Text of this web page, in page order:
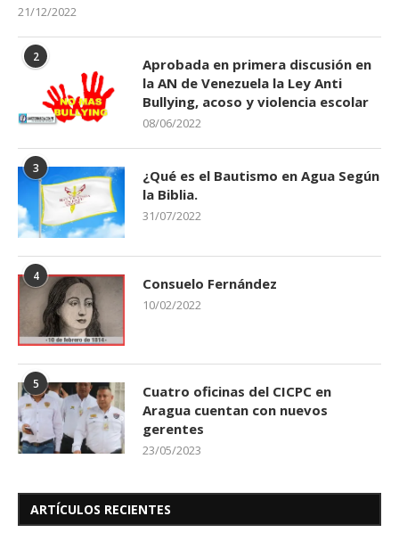
21/12/2022
2
Aprobada en primera discusión en
la AN de Venezuela la Ley Anti
Bullying, acoso y violencia escolar
08/06/2022
3
¿Qué es el Bautismo en Agua Según
la Biblia.
31/07/2022
4 Consuelo Fernández
10/02/2022
5
Cuatro oficinas del CICPC en
Aragua cuentan con nuevos
gerentes
23/05/2023
ARTÍCULOS RECIENTES